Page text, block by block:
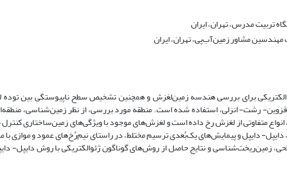
تربیت مدرس، تهران، ایران
مشاور زمین‌آب‌پی، تهران، ایران
الکتریکی برای بررسی هندسه زمین‌لغزش و همچنین تشخیص سطح ناپیوستگی بین
مسیر راه‌‌آهن قزوین- رشت- انزلی، استفاده شده است. منطقه مورد بررسی، از نظر
متفاوتی از لغزش رخ داده است و لغزش‌های موجود با ویژگی‌های زمین‌ساختاری
از 3 آرایه شلومبرژه، دایپل- دایپل و پیمایش‌های یک‌بُعدی ترسیم مختلط، در راستای نیم‌رُخ‌‌های
زمین‌ریخت‌شناسی و نتایج حاصل از روش‌های گوناگون ژئوالکتریکی با روش دایپل-